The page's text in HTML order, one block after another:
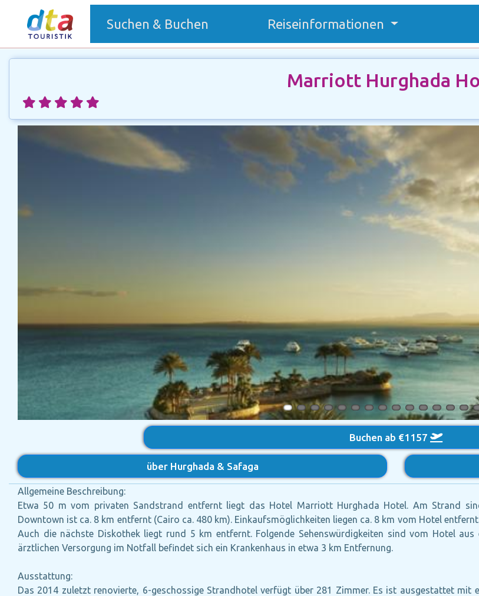
Suchen & Buchen Reiseinformationen
Marriott Hurghada
Buchen ab €1157
über Hurghada & Safaga
Allgemeine Beschreibung:
Etwa 50 m vom privaten Sandstrand entfernt liegt das Hotel Marriott Hurghada Hotel. Am Strand
Downtown ist ca. 8 km entfernt (Cairo ca. 480 km). Einkaufsmöglichkeiten liegen ca. 8 km vom Hotel
Auch die nächste Diskothek liegt rund 5 km entfernt. Folgende Sehenswürdigkeiten sind vom Hotel
ärztlichen Versorgung im Notfall befindet sich ein Krankenhaus in etwa 3 km Entfernung.
Ausstattung:
Das 2014 zuletzt renovierte, 6-geschossige Strandhotel verfügt über 281 Zimmer. Es ist ausgestattet mit